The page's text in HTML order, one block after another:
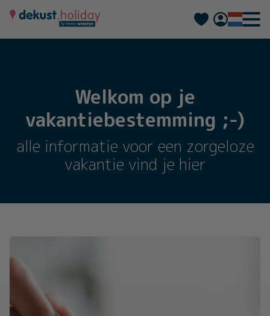
Français
Welkom op je
vakantiebestemming ;-)
alle informatie voor een zorgeloze
vakantie vind je hier